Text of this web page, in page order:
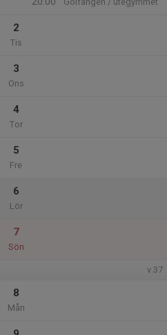
2
Tis
3
Ons
4
Tor
5
Fre
6
Lör
7
Sön
v.37
8
Mån